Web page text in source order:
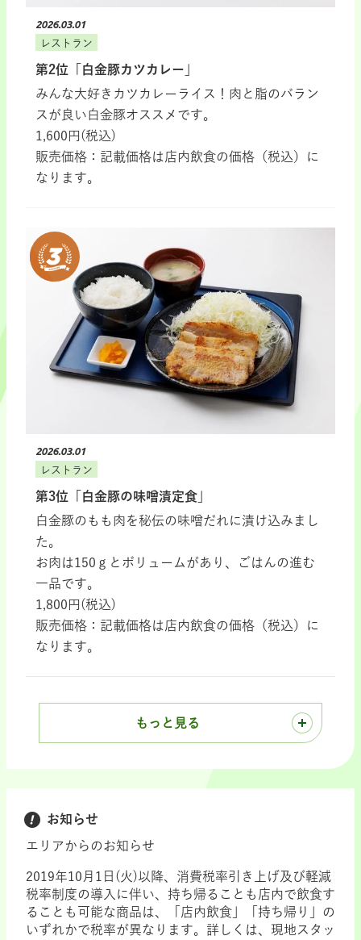
2026.03.01
レストラン
第2位「白金豚カツカレー」
みんな大好きカツカレーライス！肉と脂のバラン
スが良い白金豚オススメです。
1,600円(税込)
販売価格：記載価格は店内飲食の価格（税込）に
なります。
2026.03.01
レストラン
第3位「白金豚の味噌漬定食」
白金豚のもも肉を秘伝の味噌だれに漬け込みまし
た。
お肉は150ｇとボリュームがあり、ごはんの進む
一品です。
1,800円(税込)
販売価格：記載価格は店内飲食の価格（税込）に
なります。
もっと見る
お知らせ
エリアからのお知らせ
2019年10月1日(火)以降、消費税率引き上げ及び軽減
税率制度の導入に伴い、持ち帰ることも店内で飲食す
ることも可能な商品は、「店内飲食」「持ち帰り」の
いずれかで税率が異なります。詳しくは、現地スタッ